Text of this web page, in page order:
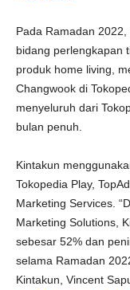
Pada Ramadan
bidang perlengkapan
produk home living,
Changwook di
menyeluruh dari
bulan penuh.
Kintakun
Tokopedia Play,
Marketing Services.
Marketing Solutions,
sebesar 52% dan
selama Ramadan
Kintakun, Vincent